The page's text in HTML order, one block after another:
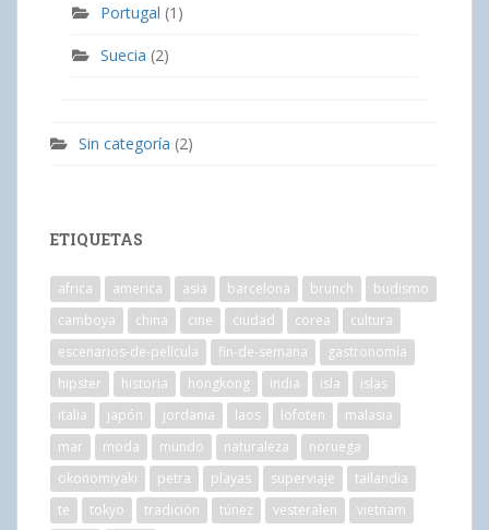
Portugal (1)
Suecia (2)
Sin categoría (2)
ETIQUETAS
africa america asia barcelona brunch
budismo
camboya
china cine ciudad corea
cultura
escenarios-de-película
fin-de-semana
gastronomía
hipster
historia hongkong india isla
islas
italia
japón jordania laos lofoten
malasia
mar
moda mundo naturaleza
noruega
okonomiyaki
petra playas superviaje
tailandia
te
tokyo tradición túnez vesteralen
vietnam